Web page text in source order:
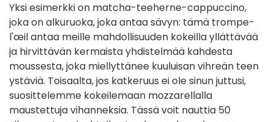
Yksi esimerkki on matcha-teeherne-cappuccino,
joka on alkuruoka, joka antaa sävyn: tämä trompe-
l'œil antaa meille mahdollisuuden kokeilla yllättävää
ja hirvittävän kermaista yhdistelmää kahdesta
moussesta, joka miellyttänee kuuluisan vihreän teen
ystäviä. Toisaalta, jos katkeruus ei ole sinun juttusi,
suosittelemme kokeilemaan mozzarellalla
maustettuja vihanneksia. Tässä voit nauttia 50